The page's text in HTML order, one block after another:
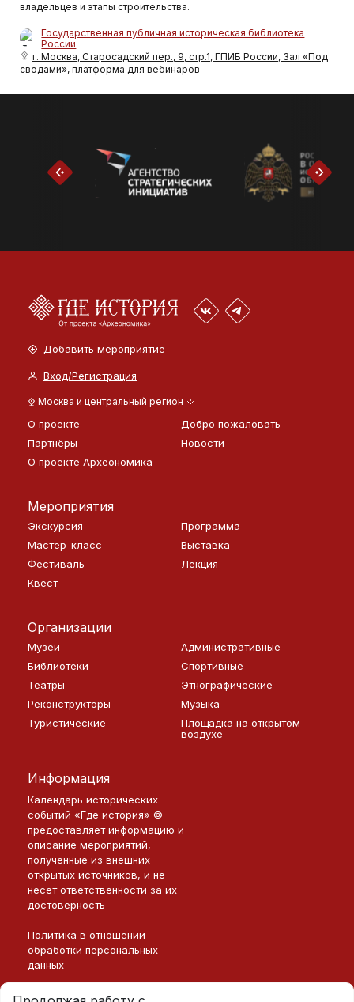
владельцев и этапы строительства.
Государственная публичная историческая библиотека
России
г. Москва, Старосадский пер., 9, стр.1, ГПИБ России, Зал «Под
сводами», платформа для вебинаров
Добавить мероприятие
Вход/Регистрация
Москва и центральный регион
О проекте
Добро пожаловать
Партнёры
Новости
О проекте Археономика
Мероприятия
Экскурсия
Программа
Мастер-класс
Выставка
Фестиваль
Лекция
Квест
Организации
Музеи
Административные
Библиотеки
Спортивные
Театры
Этнографические
Реконструкторы
Музыка
Туристические
Площадка на открытом
воздухе
Информация
Календарь исторических
событий «Где история» ©
предоставляет информацию и
описание мероприятий,
полученные из внешних
открытых источников, и не
несет ответственности за их
достоверность
Политика в отношении
обработки персональных
данных